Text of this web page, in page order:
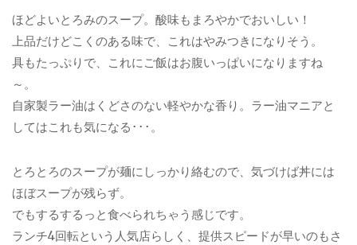
ほどよいとろみのスープ。酸味もまろやかでおいしい！
上品だけどこくのある味で、これはやみつきになりそう。
具もたっぷりで、これにご飯はお腹いっぱいになりますね
～。
自家製ラー油はくどさのない軽やかな香り。ラー油マニアと
してはこれも気になる･･･。
とろとろのスープが麺にしっかり絡むので、気づけば丼には
ほぼスープが残らず。
でもするするっと食べられちゃう感じです。
ランチ4回転という人気店らしく、提供スピードが早いのもさ